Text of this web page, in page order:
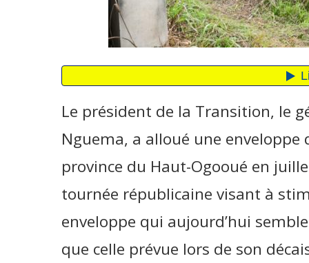
Le président de la Transition, le
Nguema, a alloué une enveloppe
province du Haut-Ogooué en
tournée républicaine visant à
enveloppe qui aujourd’hui
que celle prévue lors de son